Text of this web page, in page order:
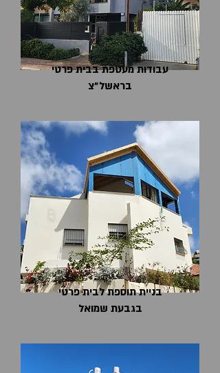
עבודות מעטפת בבית פרטי
בראשל״צ
בניית תוספת לבית פרטי
בגבעת שמואל